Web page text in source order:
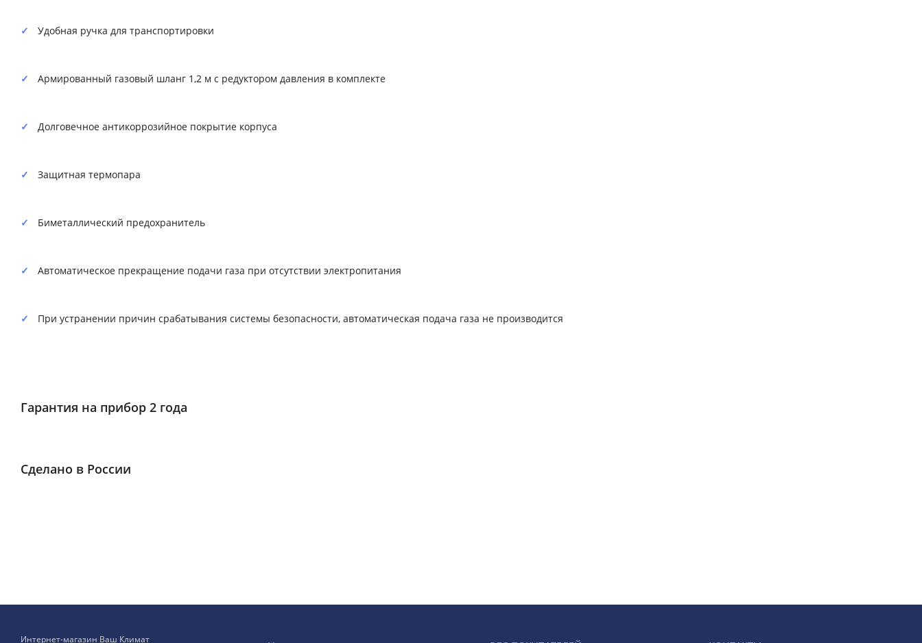
Удобная ручка для транспортировки
Армированный газовый шланг 1,2 м с редуктором давления в комплекте
Долговечное антикоррозийное покрытие корпуса
Защитная термопара
Биметаллический предохранитель
Автоматическое прекращение подачи газа при отсутствии электропитания
При устранении причин срабатывания системы безопасности, автоматическая подача газа не производится
Гарантия на прибор 2 года
Сделано в России
Интернет-магазин Ваш Климат